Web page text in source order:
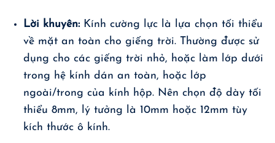
Lời khuyên:Kính cường lực là lựa chọn tối thiểu
về mặt an toàn cho giếng trời. Thường được sử
dụng cho các giếng trời nhỏ, hoặc làm lớp dưới
trong hệ kính dán an toàn, hoặc lớp
ngoài/trong của kính hộp. Nên chọn độ dày tối
thiểu 8mm, lý tưởng là 10mm hoặc 12mm tùy
kích thước ô kính.